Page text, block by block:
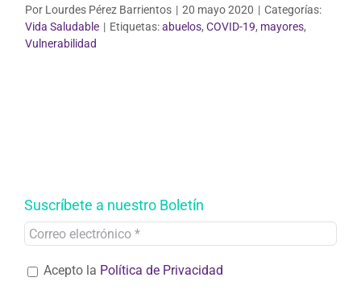
Por Lourdes Pérez Barrientos | 20 mayo 2020 | Categorías:
Vida Saludable | Etiquetas:abuelos, COVID-19, mayores,
Vulnerabilidad
Suscríbete a nuestro Boletín
Acepto la Política de Privacidad